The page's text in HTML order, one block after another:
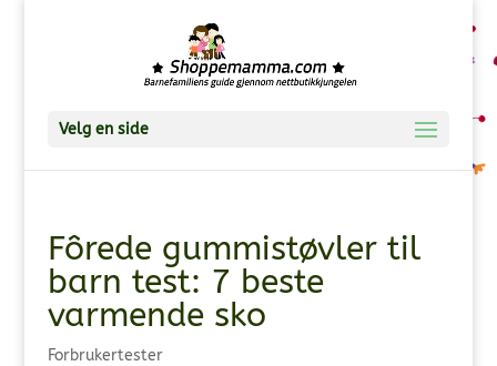
Velg en side
Fôrede gummistøvler til
barn test: 7 beste
varmende sko
Forbrukertester